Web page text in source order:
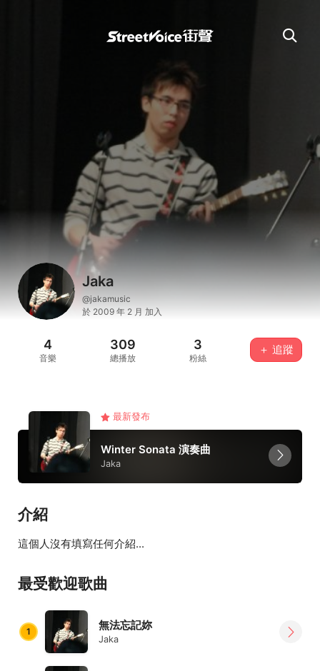
Jaka
@jakamusic
於 2009 年 2 月 加入
4
音樂
309
總播放
3
粉絲
＋ 追蹤
最新發布
Winter Sonata 演奏曲
Jaka
介紹
這個人沒有填寫任何介紹...
最受歡迎歌曲
1 無法忘記妳
Jaka